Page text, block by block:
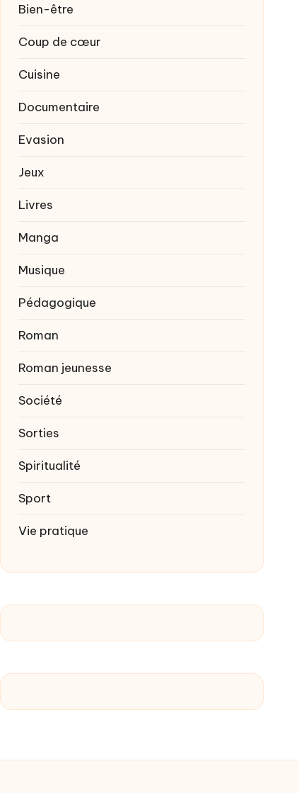
Bien-être
Coup de cœur
Cuisine
Documentaire
Evasion
Jeux
Livres
Manga
Musique
Pédagogique
Roman
Roman jeunesse
Société
Sorties
Spiritualité
Sport
Vie pratique